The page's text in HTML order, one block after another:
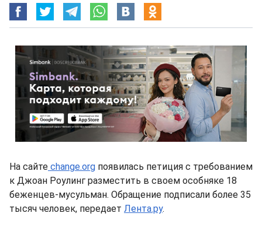
На сайте change.org появилась петиция с требованием
к Джоан Роулинг разместить в своем особняке 18
беженцев-мусульман. Обращение подписали более 35
тысяч человек, передает Лента.ру.